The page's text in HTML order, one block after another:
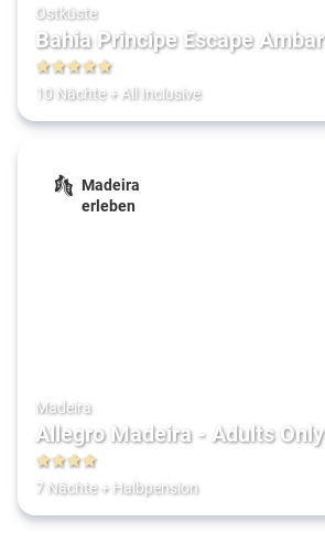
Ostküste
Bahia Principe Escape Ambar
10 Nächte+ All Inclusive
Madeira
erleben
Madeira
Allegro Madeira - Adults Only
7 Nächte+ Halbpension